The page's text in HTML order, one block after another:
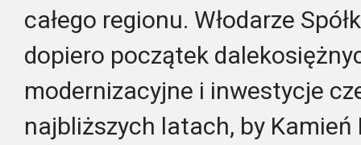
całego regionu. Włodarze
dopiero początek
modernizacyjne i inwestycje
najbliższych latach, by Kamień